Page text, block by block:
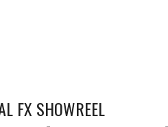
FX SHOWREEL